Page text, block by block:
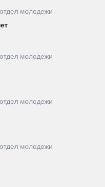
молодежи
молодежи
молодежи
молодежи